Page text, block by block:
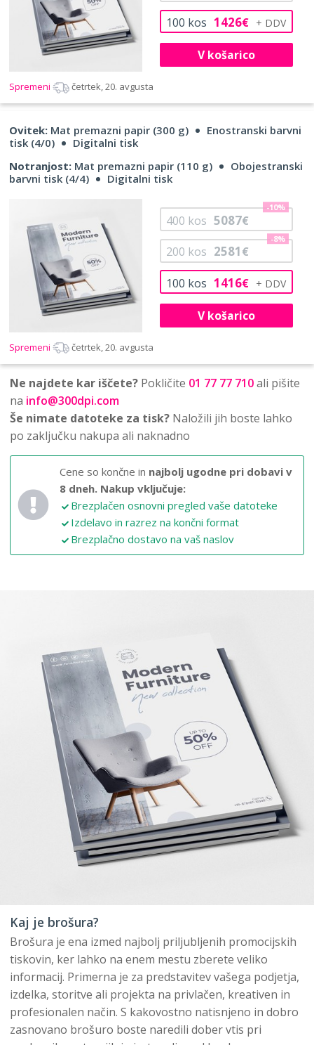
100 kos 1426€
V košarico
Spremeni četrtek, 20. avgusta
Ovitek: Mat premazni papir (300 g)
Enostranski barvni
tisk (4/0)
Digitalni tisk
Notranjost: Mat premazni papir (110 g)
Obojestranski
barvni tisk (4/4)
Digitalni tisk
100 kos 1416€
200 kos 2581€
-8%
400 kos 5087€
-10%
V košarico
Spremeni četrtek, 20. avgusta
Ne najdete kar iščete? Pokličite 01 77 77 710ali pišite
na info@300dpi.com
Še nimate datoteke za tisk? Naložili jih boste lahko
po zaključku nakupa ali naknadno
Cene so končne in najbolj ugodne pri dobavi v
8 dneh. Nakup vključuje:
Brezplačen osnovni pregled vaše datoteke
Izdelavo in razrez na končni format
Brezplačno dostavo na vaš naslov
Kaj je brošura?
Brošura je ena izmed najbolj priljubljenih promocijskih
tiskovin, ker lahko na enem mestu zberete veliko
informacij. Primerna je za predstavitev vašega podjetja,
izdelka, storitve ali projekta na privlačen, kreativen in
profesionalen način. S kakovostno natisnjeno in dobro
zasnovano brošuro boste naredili dober vtis pri